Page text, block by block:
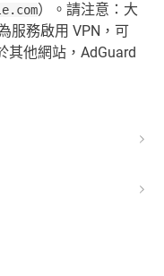
）。請注意：大
服務啟用 VPN，可
其他網站，AdGuard